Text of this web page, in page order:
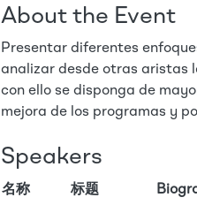
About the Event
Presentar diferentes
analizar desde otras aristas
con ello se disponga de
mejora de los programas y
Speakers
名称 标题